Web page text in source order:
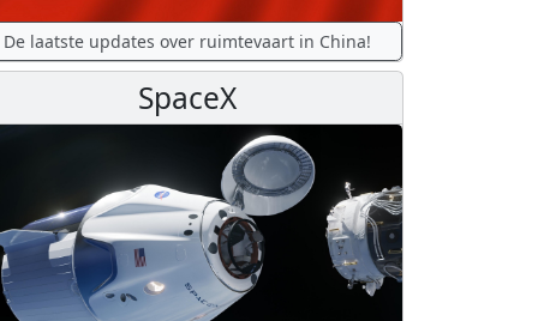
De laatste updates over ruimtevaart in China!
SpaceX